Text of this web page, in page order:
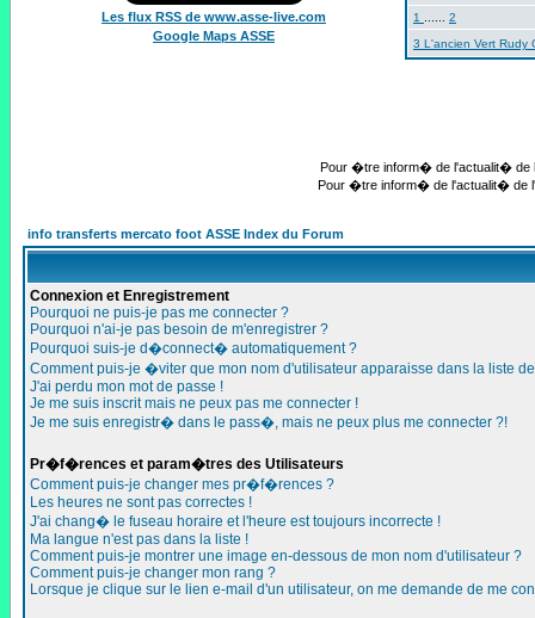
Les flux RSS de www.asse-live.com
Google Maps ASSE
1
2
3 L'ancien Vert
Pour �tre inform� de l'actualit� de
Pour �tre inform� de l'actualit� de
info transferts mercato foot ASSE Index du Forum
Connexion et Enregistrement
Pourquoi ne puis-je pas me connecter ?
Pourquoi n'ai-je pas besoin de m'enregistrer ?
Pourquoi suis-je d�connect� automatiquement ?
Comment puis-je �viter que mon nom d'utilisateur apparaisse dans la liste
J'ai perdu mon mot de passe !
Je me suis inscrit mais ne peux pas me connecter !
Je me suis enregistr� dans le pass�, mais ne peux plus me connecter ?!
Pr�f�rences et param�tres des Utilisateurs
Comment puis-je changer mes pr�f�rences ?
Les heures ne sont pas correctes !
J'ai chang� le fuseau horaire et l'heure est toujours incorrecte !
Ma langue n'est pas dans la liste !
Comment puis-je montrer une image en-dessous de mon nom d'utilisateur ?
Comment puis-je changer mon rang ?
Lorsque je clique sur le lien e-mail d'un utilisateur, on me demande de me